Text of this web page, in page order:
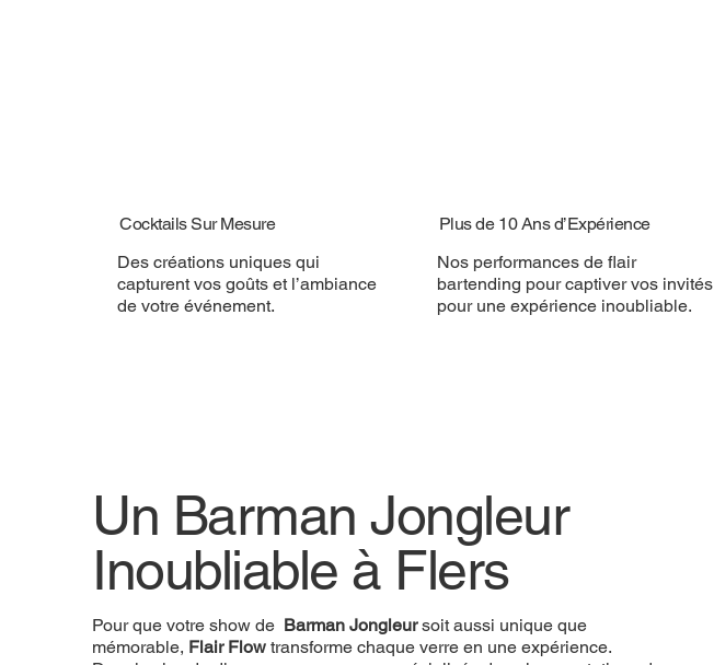
Cocktails Sur Mesure
Des créations uniques qui
capturent vos goûts et l’ambiance
de votre événement.
Plus de 10 Ans d’Expérience
Nos performances de flair
bartending pour captiver vos invités
pour une expérience inoubliable.
Un Barman Jongleur
Inoubliable à Flers
Pour que votre show de Barman Jongleursoit aussi unique que
mémorable, Flair Flow transforme chaque verre en une expérience.